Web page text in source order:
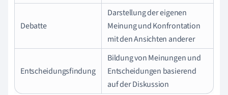
Debatte
Darstellung der eigenen
Meinung und Konfrontation
mit den Ansichten anderer
Entscheidungsfindung
Bildung von Meinungen und
Entscheidungen basierend
auf der Diskussion